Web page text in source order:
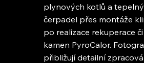
plynových kotlů a
čerpadel přes montáže
po realizace rekuperace
kamen PyroCalor.
přibližují detailní